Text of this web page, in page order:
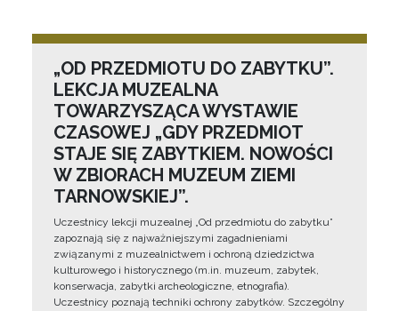
„OD PRZEDMIOTU DO ZABYTKU”.
LEKCJA MUZEALNA
TOWARZYSZĄCA WYSTAWIE
CZASOWEJ „GDY PRZEDMIOT
STAJE SIĘ ZABYTKIEM. NOWOŚCI
W ZBIORACH MUZEUM ZIEMI
TARNOWSKIEJ”.
Uczestnicy lekcji muzealnej „Od przedmiotu do zabytku”
zapoznają się z najważniejszymi zagadnieniami
związanymi z muzealnictwem i ochroną dziedzictwa
kulturowego i historycznego (m.in. muzeum, zabytek,
konserwacja, zabytki archeologiczne, etnografia).
Uczestnicy poznają techniki ochrony zabytków. Szczególny